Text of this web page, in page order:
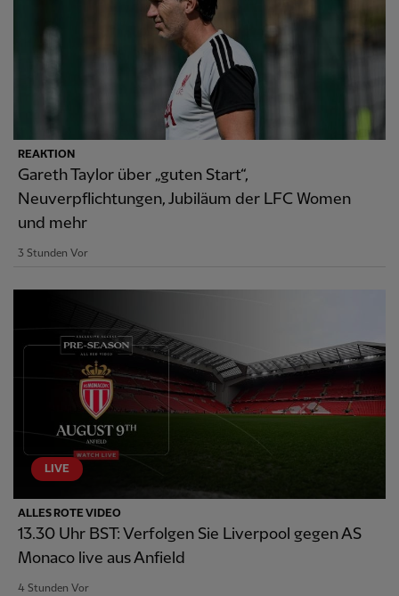
REAKTION
Gareth Taylor über „guten Start“,
Neuverpflichtungen, Jubiläum der LFC Women
und mehr
3 Stunden Vor
LIVE
ALLES ROTE VIDEO
13.30 Uhr BST: Verfolgen Sie Liverpool gegen AS
Monaco live aus Anfield
4 Stunden Vor